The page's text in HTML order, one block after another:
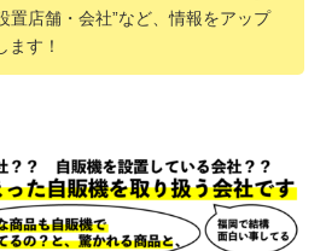
置店舗・会社”など、情報をアップ
ます！